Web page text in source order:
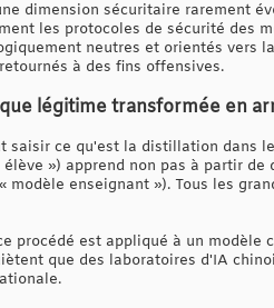
dimension sécuritaire rarement
les protocoles de sécurité des
neutres et orientés vers
à des fins offensives.
légitime transformée en
saisir ce qu'est la distillation dans
») apprend non pas à partir
modèle enseignant »). Tous les
procédé est appliqué à un
que des laboratoires d'IA